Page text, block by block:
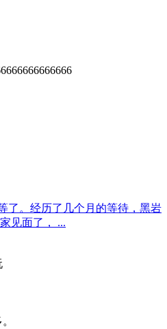
了。经历了几个月的等待，黑岩
见面了， ...